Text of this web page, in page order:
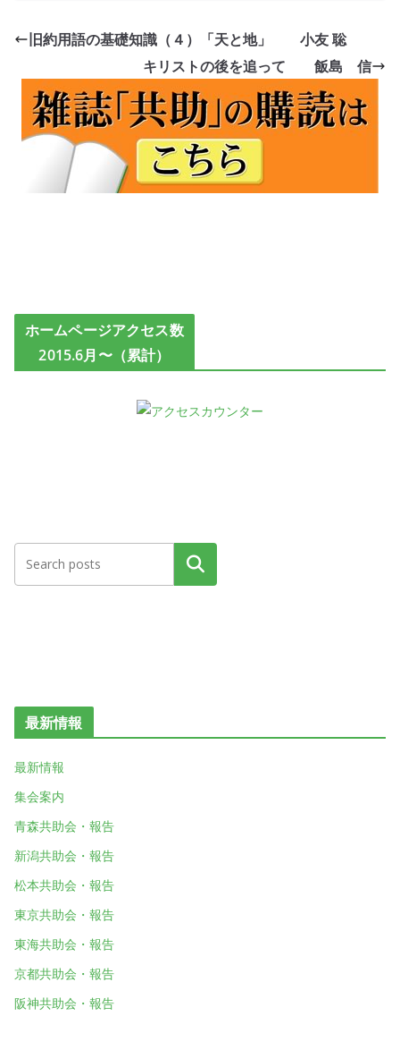
旧約用語の基礎知識（４）「天と地」 小友 聡
キリストの後を追って 飯島 信
ホームページアクセス数
2015.6月〜（累計）
検索
最新情報
最新情報
集会案内
青森共助会・報告
新潟共助会・報告
松本共助会・報告
東京共助会・報告
東海共助会・報告
京都共助会・報告
阪神共助会・報告